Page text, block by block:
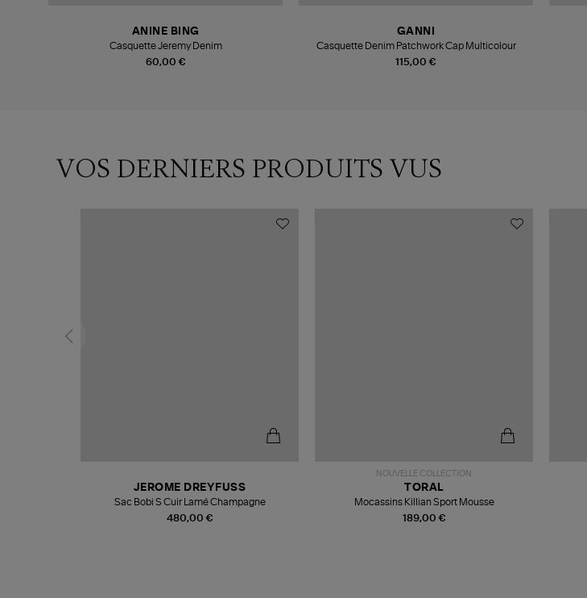
60,00 €
ANINE BING
Casquette Jeremy Denim
115,00 €
GANNI
Casquette Denim Patchwork Cap Multicolour
VOS DERNIERS PRODUITS VUS
480,00 €
JEROME DREYFUSS
Sac Bobi S Cuir Lamé Champagne
NOUVELLE COLLECTION
189,00 €
TORAL
Mocassins Killian Sport Mousse